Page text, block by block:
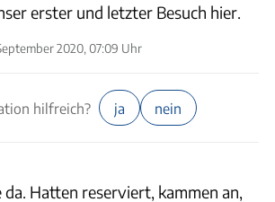
erster und letzter Besuch hier.
2020, 07:09 Uhr
hilfreich? ja nein
Hatten reserviert, kammen an,